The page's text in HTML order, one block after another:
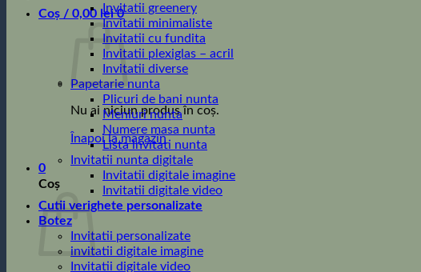
Coș / 0,00 lei 0
Nu ai niciun produs în coș.
Înapoi la magazin
0
Coș
Invitatii greenery
Invitatii minimaliste
Invitatii cu fundita
Invitatii plexiglas – acril
Invitatii diverse
Papetarie nunta
Plicuri de bani nunta
Meniuri nunta
Numere masa nunta
Lista invitati nunta
Invitatii nunta digitale
Invitatii digitale imagine
Invitatii digitale video
Cutii verighete personalizate
Botez
Invitatii personalizate
invitatii digitale imagine
Invitatii digitale video